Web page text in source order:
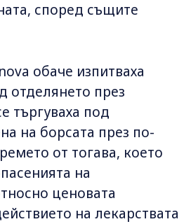
според същите
обаче изпитваха
отделянето през
търгуваха под
на борсата през по-
от тогава, което
на
ценовата
на лекарствата